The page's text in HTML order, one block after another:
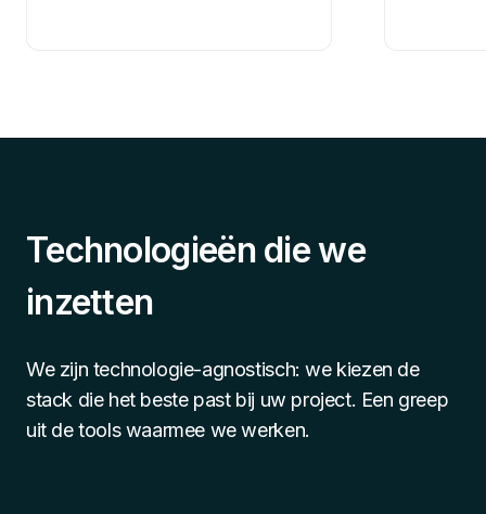
Technologieën die we
inzetten
We zijn technologie-agnostisch: we kiezen de
stack die het beste past bij uw project. Een greep
uit de tools waarmee we werken.